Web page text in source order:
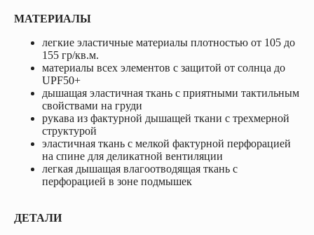
МАТЕРИАЛЫ
легкие эластичные материалы плотностью от 105 до
155 гр/кв.м.
материалы всех элементов с защитой от солнца до
UPF50+
дышащая эластичная ткань с приятными тактильным
свойствами на груди
рукава из фактурной дышащей ткани с трехмерной
структурой
эластичная ткань с мелкой фактурной перфорацией
на спине для деликатной вентиляции
легкая дышащая влагоотводящая ткань с
перфорацией в зоне подмышек
ДЕТАЛИ